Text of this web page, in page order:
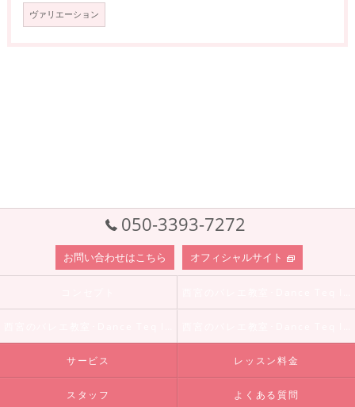
ヴァリエーション
050-3393-7272
お問い合わせはこちら オフィシャルサイト
サービス レッスン料金
スタッフ よくある質問